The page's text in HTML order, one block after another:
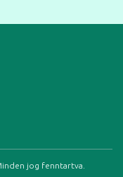
jog fenntartva.